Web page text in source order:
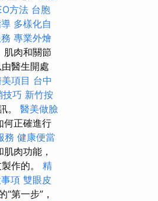
方法 台胞
多樣化自
專業外燴
肌肉和關節
醫生開處
項目 台中
技巧 新竹按
。 醫美做臉
何正確進行
務 健康便當
肉功能，
作的。 精
項 雙眼皮
第一步”，